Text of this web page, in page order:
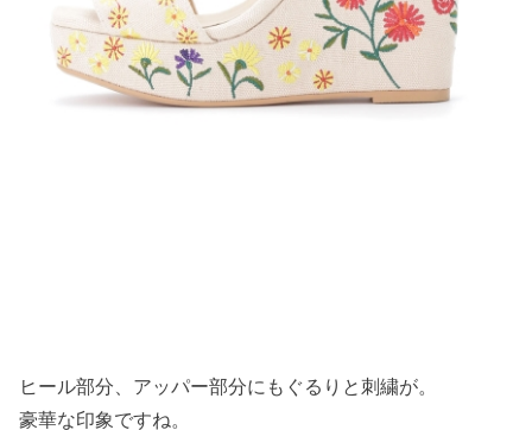
ヒール部分、アッパー部分にもぐるりと刺繍が。
豪華な印象ですね。